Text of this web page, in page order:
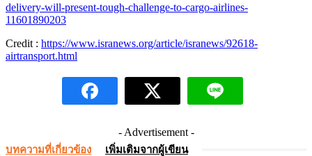
delivery-will-present-tough-challenge-to-cargo-airlines-
11601890203
Credit : https://www.isranews.org/article/isranews/92618-
airtransport.html
- Advertisement -
บทความที่เกี่ยวข้อง เพิ่มเติมจากผู้เขียน